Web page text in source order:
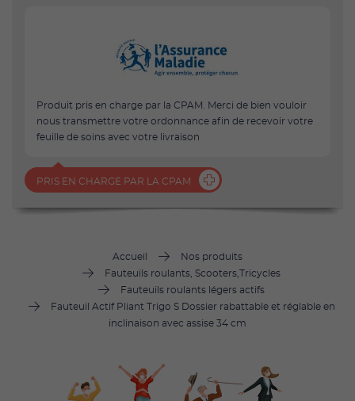
Produit pris en charge par la CPAM. Merci de bien vouloir
nous transmettre votre ordonnance afin de recevoir votre
feuille de soins avec votre livraison
PRIS EN CHARGE PAR LA CPAM
Accueil
Nos produits
Fauteuils roulants, Scooters,Tricycles
Fauteuils roulants légers actifs
Fauteuil Actif Pliant Trigo S Dossier rabattable et réglable en
inclinaison avec assise 34 cm